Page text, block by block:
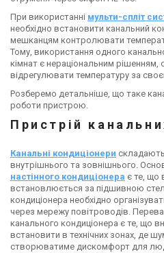
При використанні мульти-спліт
необхідно встановити канальний
мешканцям контролювати
Тому, використання одного
кімнат є нераціональним рішенням,
відрегулювати температуру за
Розберемо детальніше, що таке
роботи пристрою.
Пристрій
Канальні кондиціонери
внутрішнього та зовнішнього.
настінного кондиціонера є те, що
встановлюється за підшивною
кондиціонера необхідно
через мережу повітроводів.
канального кондиціонера є те, що
встановити в технічних зонах, де
створюватиме дискомфорт для